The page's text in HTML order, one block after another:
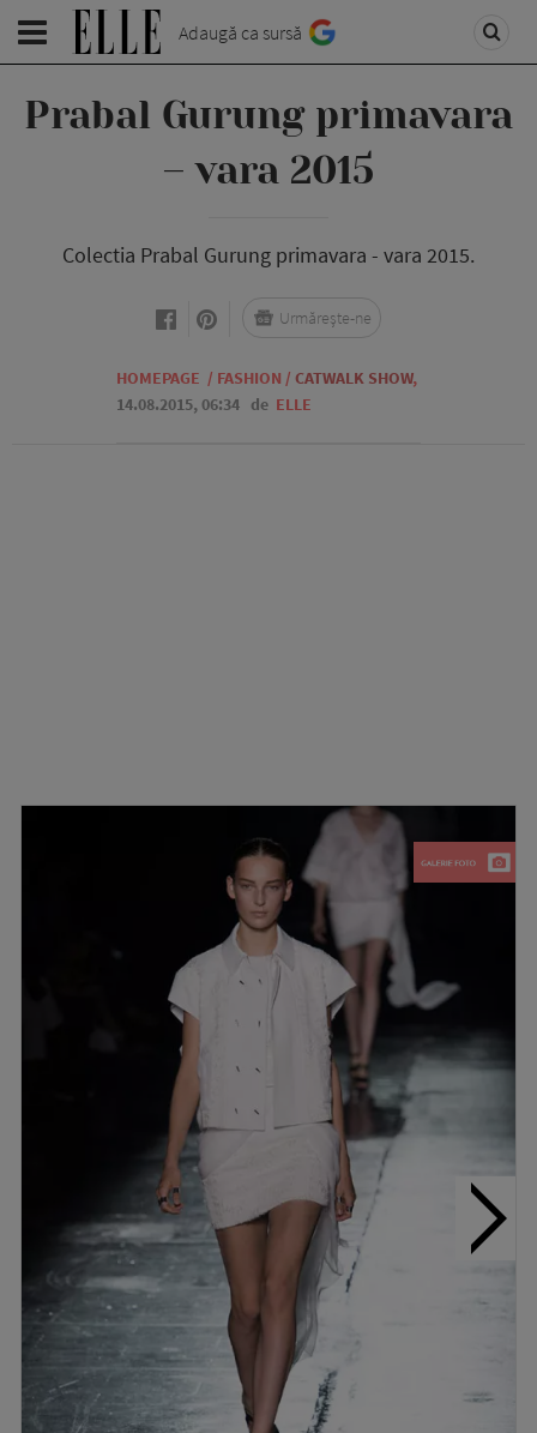
Adaugă ca sursă
Prabal Gurung primavara
– vara 2015
Colectia Prabal Gurung primavara - vara 2015.
HOMEPAGE / FASHION / CATWALK SHOW,
14.08.2015, 06:34 de ELLE
Urmărește-ne